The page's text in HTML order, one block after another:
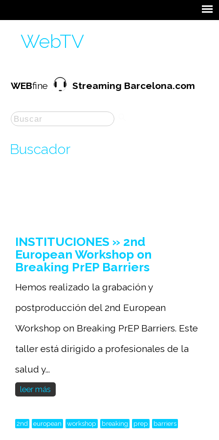
WebTV
WEBfineStreaming Barcelona.com
Buscador
INSTITUCIONES » 2nd
European Workshop on
Breaking PrEP Barriers
Hemos realizado la grabación y
postproducción del 2nd European
Workshop on Breaking PrEP Barriers. Este
taller está dirigido a profesionales de la
salud y...
leer más
2nd european workshop breaking prep barriers